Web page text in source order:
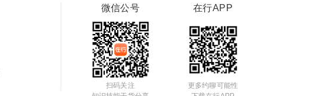
微信公号
扫码关注
在行APP
更多约聊可能性